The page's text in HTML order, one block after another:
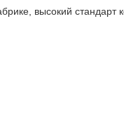
высокий стандарт